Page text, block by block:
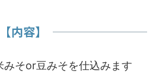
【内容】
みそor豆みそを仕込みます